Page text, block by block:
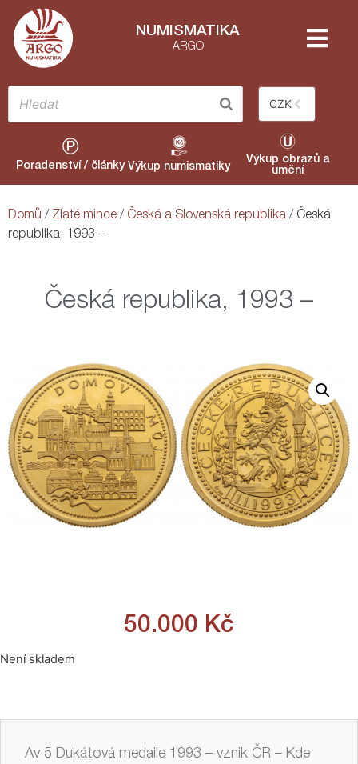
NUMISMATIKA
ARGO
CZK
Poradenství / články Výkup numismatiky
Výkup obrazů a
umění
Domů / Zlaté mince / Česká a Slovenská republika / Česká
republika, 1993 –
Česká republika, 1993 –
50.000 Kč
Není skladem
Av 5 Dukátová medaile 1993 – vznik ČR – Kde